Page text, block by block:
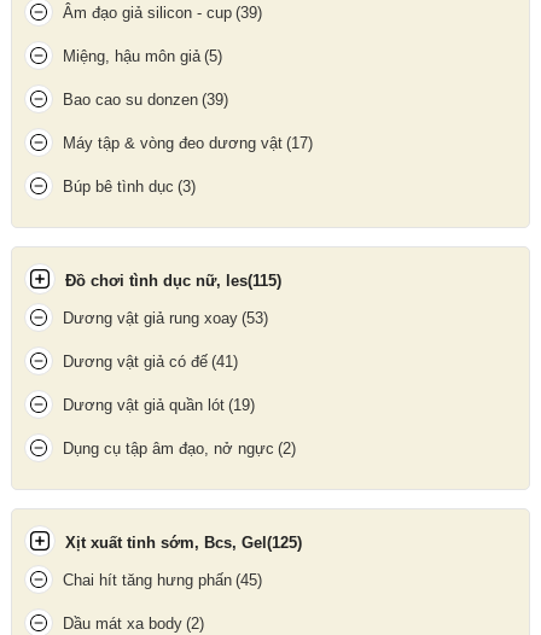
Cách sử dụng
Lắc đều chai trước khi dùng.
Mở nắp và lấy lượng gel vừa đủ lên tay, sextoy hoặc trực tiếp
lên vùng kín.
Thoa đều và tận hưởng cảm giác mượt mà, chân thật.
Âm đạo giả silicon - cup (39)
Miệng, hậu môn giả (5)
Bao cao su donzen (39)
Máy tập & vòng đeo dương vật (17)
Búp bê tình dục (3)
Đồ chơi tình dục nữ, les(115)
Dương vật giả rung xoay (53)
Dương vật giả có đế (41)
Dương vật giả quần lót (19)
Dụng cụ tập âm đạo, nở ngực (2)
Xịt xuất tinh sớm, Bcs, Gel(125)
Chai hít tăng hưng phấn (45)
Dầu mát xa body (2)